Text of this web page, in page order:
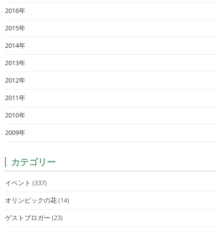
2016年
2015年
2014年
2013年
2012年
2011年
2010年
2009年
カテゴリー
イベント (337)
オリンピックの花(14)
ゲストブロガー (23)